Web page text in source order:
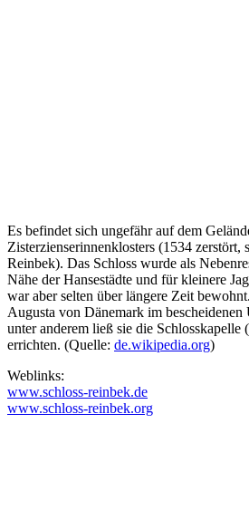
Es befindet sich ungefähr auf dem
Zisterzienserinnenklosters (1534 zerstört,
Reinbek). Das Schloss wurde als
Nähe der Hansestädte und für kleinere
war aber selten über längere Zeit
Augusta von Dänemark im bescheidenen
unter anderem ließ sie die Schlosskapelle
errichten. (Quelle: de.wikipedia.org)
Weblinks:
www.schloss-reinbek.de
www.schloss-reinbek.org